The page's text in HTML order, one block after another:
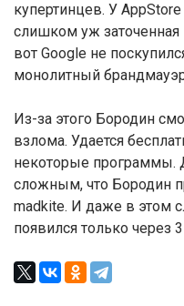
купертинцев. У
слишком уж
вот Google не
монолитный
Из-за этого Бородин
взлома. Удается
некоторые программы.
сложным, что Бородин
madkite. И даже в этом
появился только через